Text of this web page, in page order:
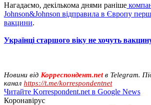
Нагадаємо, декількома днями раніше
Johnson&Johnson відправила в Європу
вакцини.
Українці старшого віку не хочуть
Новини від Корреспондент.netв Telegram.
канал https://t.me/korrespondentnet
Читайте Korrespondent.net в Google News
Коронавірус